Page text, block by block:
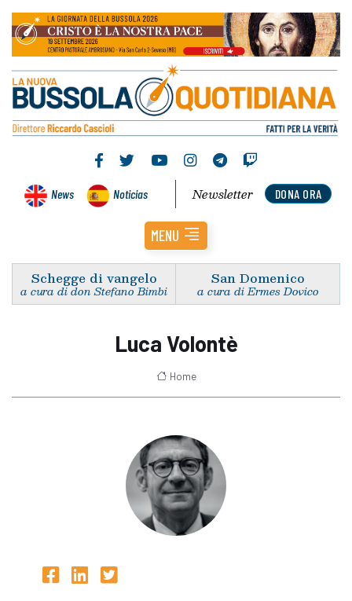
News Noticias DONA ORA
Newsletter
MENU
Schegge di vangelo
a cura di don Stefano Bimbi
San Domenico
a cura di Ermes Dovico
Luca Volontè
Home